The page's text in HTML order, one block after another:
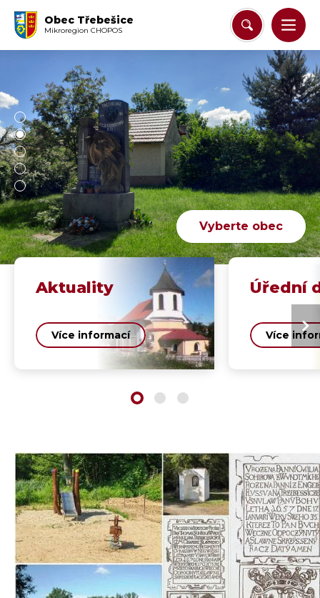
Obec Třebešice
Mikroregion CHOPOS
Vyberte obec
Aktuality
Více informací
Úřední
Více